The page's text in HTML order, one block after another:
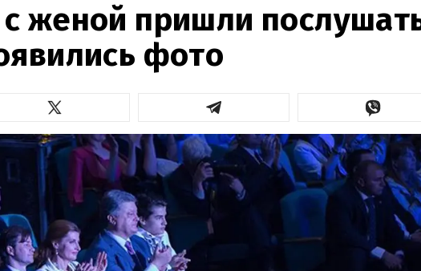
женой пришли
фото